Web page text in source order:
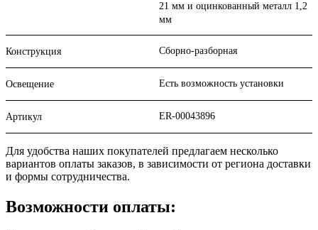
21 мм и оцинкованный металл 1,2
мм
Конструкция Сборно-разборная
Освещение Есть возможность установки
Артикул ER-00043896
Для удобства наших покупателей предлагаем несколько
вариантов оплаты заказов, в зависимости от региона доставки
и формы сотрудничества.
Возможности оплаты: